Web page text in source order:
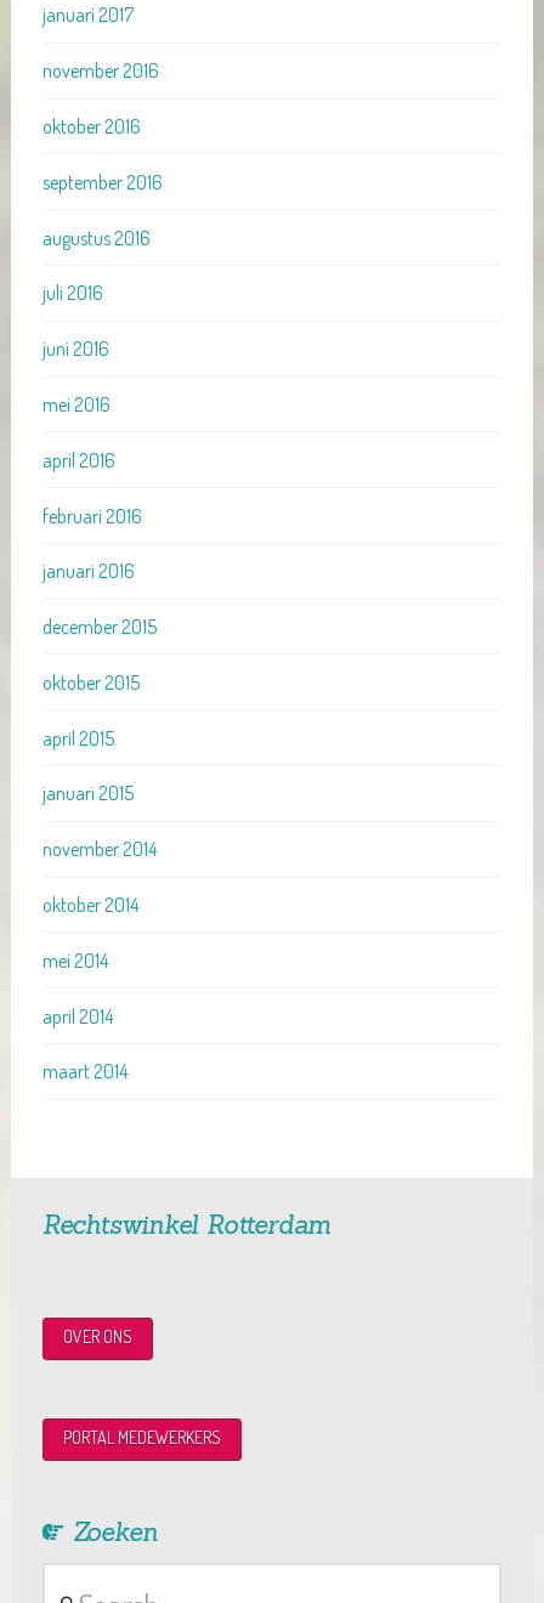
januari 2017
november 2016
oktober 2016
september 2016
augustus 2016
juli 2016
juni 2016
mei 2016
april 2016
februari 2016
januari 2016
december 2015
oktober 2015
april 2015
januari 2015
november 2014
oktober 2014
mei 2014
april 2014
maart 2014
Rechtswinkel Rotterdam
OVER ONS
PORTAL MEDEWERKERS
Zoeken